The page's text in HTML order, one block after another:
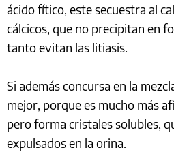
ácido fítico, este secuestra al
cálcicos, que no precipitan en
tanto evitan las litiasis.
Si además concursa en la
mejor, porque es mucho más
pero forma cristales solubles,
expulsados en la orina.